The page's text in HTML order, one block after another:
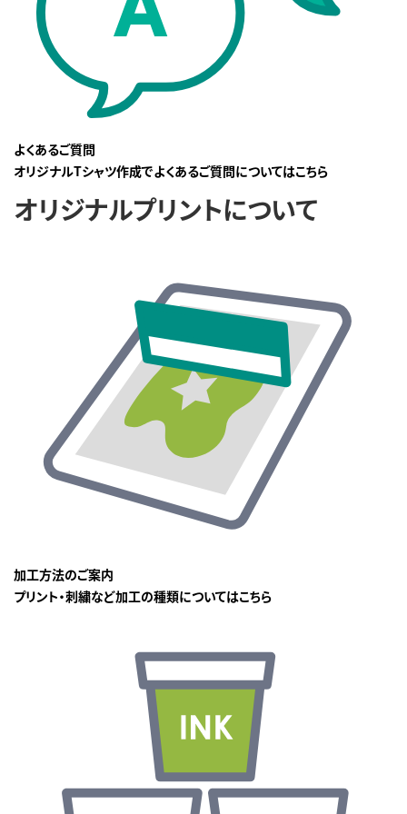
よくあるご質問
オリジナルTシャツ作成でよくあるご質問についてはこちら
オリジナルプリントについて
加工方法のご案内
プリント・刺繍など加工の種類についてはこちら